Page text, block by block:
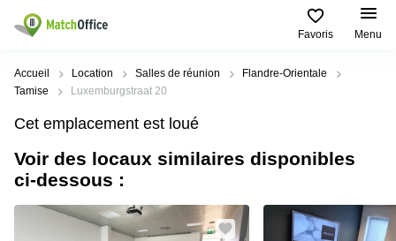
Favoris Menu
Rechercher / publier
Types
d'espaces
Bureaux
Centre
Villes
Populaires
Alost
Recherches
populaires
Bureau
a louer
Aide
Qui sommes-nous?
Publier un bureau
Accueil Location Salles de réunion
Flandre-Orientale
Tamise
Luxemburgstraat 20
Cet emplacement est loué
Voir des locaux similaires disponibles
ci-dessous :